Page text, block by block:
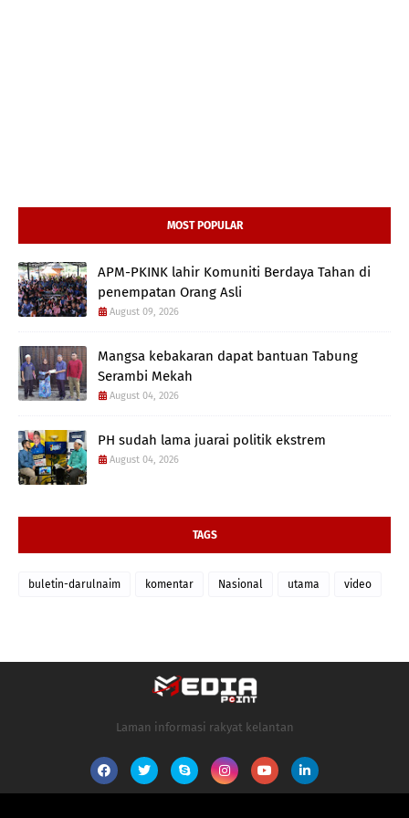
MOST POPULAR
APM-PKINK lahir Komuniti Berdaya Tahan di
penempatan Orang Asli
August 09, 2026
Mangsa kebakaran dapat bantuan Tabung
Serambi Mekah
August 04, 2026
PH sudah lama juarai politik ekstrem
August 04, 2026
TAGS
buletin-darulnaim komentar Nasional utama video
Laman informasi rakyat kelantan